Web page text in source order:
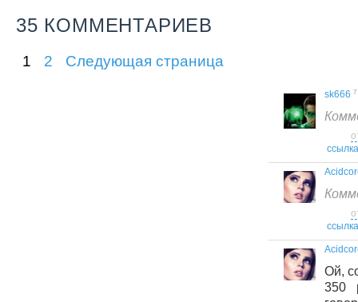
35 КОММЕНТАРИЕВ
1 2 Следующая страница
sk666 7
ссылка
ссылка
Ой,
350